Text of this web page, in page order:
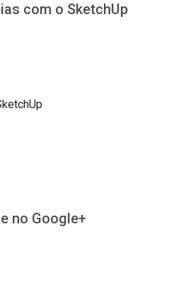
com o SketchUp
no Google+